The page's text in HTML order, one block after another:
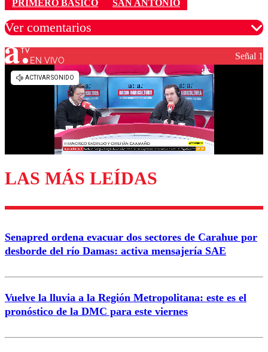
PRIMERO BÁSICO
SAN ANTONIO
Ver comentarios
Los comentarios son moderados para garantizar un
diálogo respetuoso.
Enviar comentario
EN VIVO Señal 1
LAS MÁS LEÍDAS
Senapred ordena evacuar dos sectores de Carahue por
desborde del río Damas: activa mensajería SAE
Vuelve la lluvia a la Región Metropolitana: este es el
pronóstico de la DMC para este viernes